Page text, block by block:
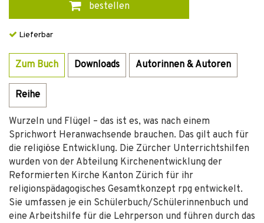
bestellen
Lieferbar
Zum Buch Downloads Autorinnen & Autoren
Reihe
Wurzeln und Flügel – das ist es, was nach einem
Sprichwort Heranwachsende brauchen. Das gilt auch für
die religiöse Entwicklung. Die Zürcher Unterrichtshilfen
wurden von der Abteilung Kirchenentwicklung der
Reformierten Kirche Kanton Zürich für ihr
religionspädagogisches Gesamtkonzept rpg entwickelt.
Sie umfassen je ein Schülerbuch/Schülerinnenbuch und
eine Arbeitshilfe für die Lehrperson und führen durch das